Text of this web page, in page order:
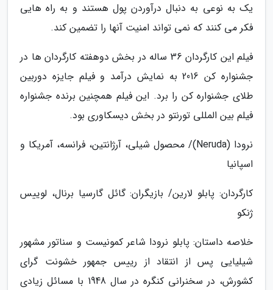
یک به نوعی به دنبال درآوردن پول هستند و به راه هایی
فکر می کنند که نمی تواند امنیت آنها را تضمین کند.
فیلم این کارگردان 36 ساله در بخش دوهفته کارگردان ها در
جشنواره کن 2016 به نمایش درآمد و فیلم جایزه دوربین
طلای جشنواره کن را برد. این فیلم همچنین برنده جشنواره
فیلم بین المللی تورنتو در بخش دیسکاوری بود.
نرودا (Neruda)/ محصول شیلی، آرژانتین، فرانسه، آمریکا و
اسپانیا
کارگردان: پابلو لارین/ بازیگران: گائل گارسیا برنال، لوییس
ژنکو
خلاصه داستان: پابلو نرودا شاعر کمونیست و سناتور مشهور
شیلیایی پس از انتقاد از رییس جمهور خشونت گرای
کشورش، در سخنرانی کنگره در سال 1948 با مسائل زیادی